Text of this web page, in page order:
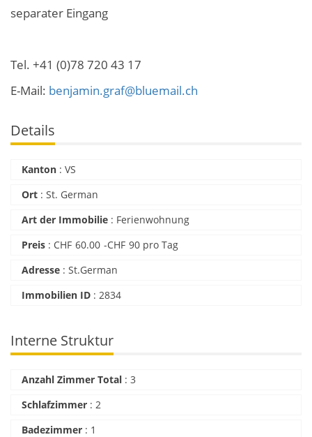
separater Eingang
Tel. +41 (0)78 720 43 17
E-Mail: benjamin.graf@bluemail.ch
Details
Kanton : VS
Ort : St. German
Art der Immobilie : Ferienwohnung
Preis : CHF 60.00 -CHF 90 pro Tag
Adresse : St.German
Immobilien ID : 2834
Interne Struktur
Anzahl Zimmer Total : 3
Schlafzimmer : 2
Badezimmer : 1